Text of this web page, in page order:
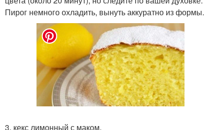
Пирог немного охладить, вынуть аккуратно из формы.
3. кекс лимонный с маком.